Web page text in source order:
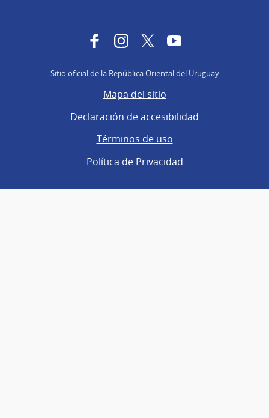
FacebookInstagram
TwitterYouTube
Sitio oficial de la República Oriental del Uruguay
Mapa del sitio
Declaración de accesibilidad
Términos de uso
Política de Privacidad